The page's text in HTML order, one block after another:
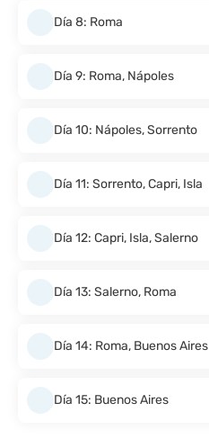
Día 8: Roma
Día 9: Roma, Nápoles
Día 10: Nápoles, Sorrento
Día 11: Sorrento, Capri, Isla
Día 12: Capri, Isla, Salerno
Día 13: Salerno, Roma
Día 14: Roma, Buenos Aires
Día 15: Buenos Aires